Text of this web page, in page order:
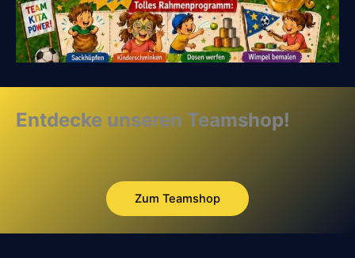
Entdecke unseren Teamshop!
Zum Teamshop